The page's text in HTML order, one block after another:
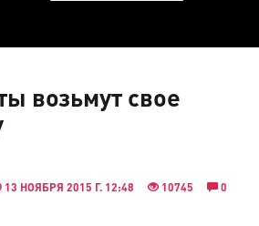
возьмут свое
13 НОЯБРЯ 2015 Г. 12:48 10745 0